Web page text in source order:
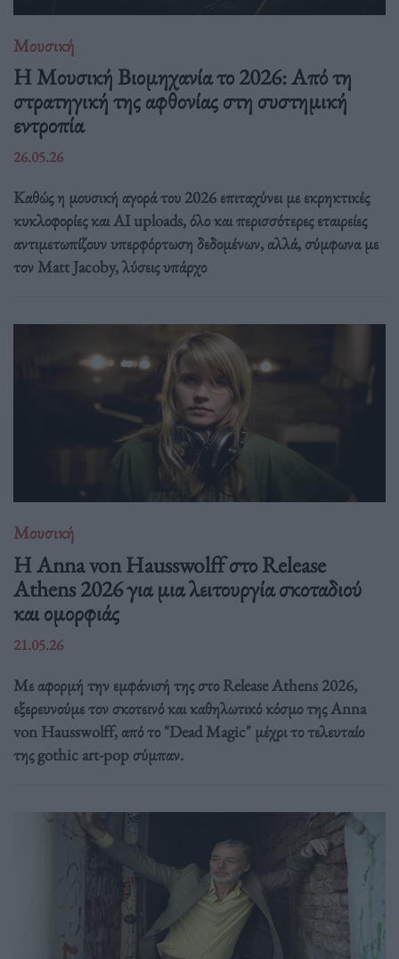
Μουσική
Η Μουσική Βιομηχανία το 2026: Από τη
στρατηγική της αφθονίας στη συστημική
εντροπία
26.05.26
Καθώς η μουσική αγορά του 2026 επιταχύνει με εκρηκτικές
κυκλοφορίες και AI uploads, όλο και περισσότερες εταιρείες
αντιμετωπίζουν υπερφόρτωση δεδομένων, αλλά, σύμφωνα με
τον Matt Jacoby, λύσεις υπάρχο
Μουσική
Η Anna von Hausswolff στο Release
Athens 2026 για μια λειτουργία σκοταδιού
και ομορφιάς
21.05.26
Με αφορμή την εμφάνισή της στο Release Athens 2026,
εξερευνούμε τον σκοτεινό και καθηλωτικό κόσμο της Anna
von Hausswolff, από το "Dead Magic" μέχρι το τελευταίο
της gothic art-pop σύμπαν.